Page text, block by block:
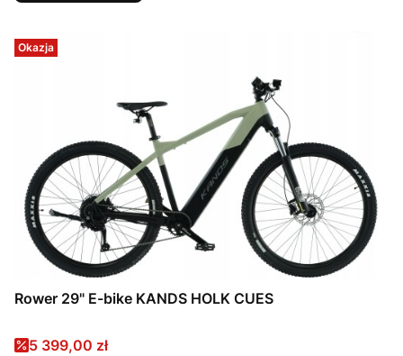
Okazja
Rower 29" E-bike KANDS HOLK CUES
Cena promocyjna
5 399,00 zł